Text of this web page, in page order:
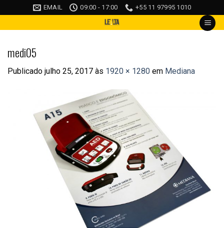
content
EMAIL 09:00 - 17:00 +55 11 97995 1010
medi05
Publicado julho 25, 2017 às 1920 × 1280 em Mediana